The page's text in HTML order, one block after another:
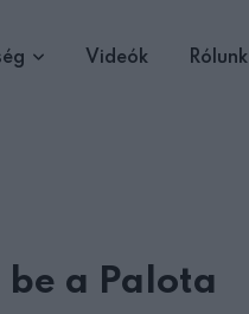
Videók Rólunk
a Palota